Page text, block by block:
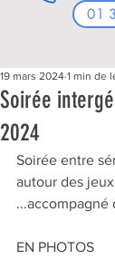
01
Soirée
2024
19 mars 2024 1 min de
Soirée entre
autour des
...accompagné
EN PHOTOS